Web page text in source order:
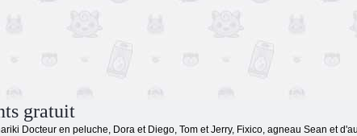
gratuit
Docteur en peluche, Dora et Diego, Tom et Jerry, Fixico, agneau Sean et